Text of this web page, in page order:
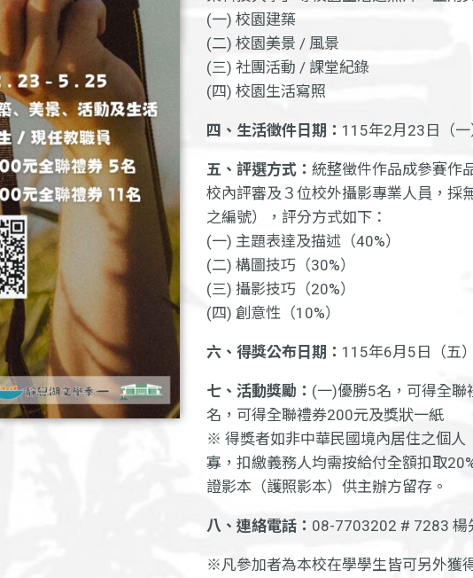
(一) 校園建築
(二) 校園美景 / 風景
(三) 社團活動 / 課堂紀錄
(四) 校園生活寫照
四、生活徵件日期： 115年2月23日（
五、評選方式： 統整徵件作品成參賽作
校內評審及３位校外攝影專業人員，採
之編號），評分方式如下：
(一) 主題表達及描述（40%）
(二) 構圖技巧（30%）
(三) 攝影技巧（20%）
(四) 創意性（10%）
六、得獎公布日期： 115年6月5日（五）
七、活動獎勵： (一)優勝5名，可得全聯
名，可得全聯禮券200元及獎狀一紙
※ 得獎者如非中華民國境內居住之個人
寡，扣繳義務人均需按給付全額扣取
證影本（護照影本）供主辦方留存。
八、連絡電話： 08-7703202 # 7283 楊
※凡參加者為本校在學學生皆可另外獲